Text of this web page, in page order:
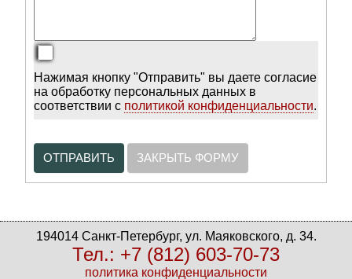
Нажимая кнопку "Отправить" вы даете согласие
на обработку персональных данных в
соответствии с политикой конфиденциальности.
ОТПРАВИТЬ ЗАКРЫТЬ ФОРМУ
194014 Санкт-Петербург, ул. Маяковского, д. 34.
Тел.: +7 (812) 603-70-73
политика конфиденциальности